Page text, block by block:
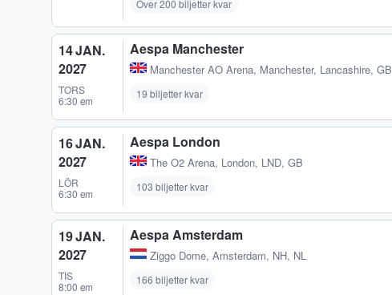
Över 200 biljetter kvar
14 JAN.
2027
TORS
6:30 em
Aespa Manchester
Manchester AO Arena, Manchester, Lancashire, GB
19 biljetter kvar
16 JAN.
2027
LÖR
6:30 em
Aespa London
The O2 Arena, London, LND, GB
103 biljetter kvar
19 JAN.
2027
TIS
8:00 em
Aespa Amsterdam
Ziggo Dome, Amsterdam, NH, NL
166 biljetter kvar